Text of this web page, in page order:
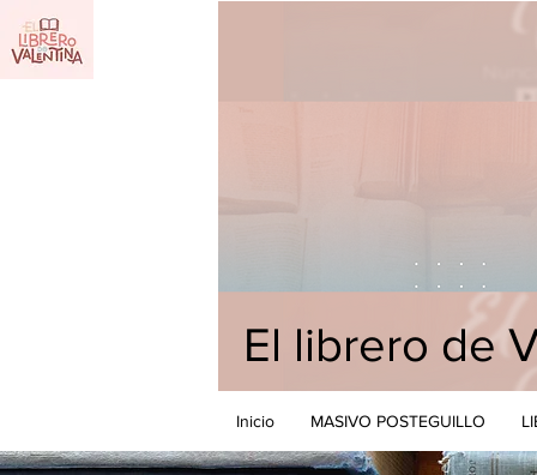
El librero de
Inicio MASIVO POSTEGUILLO